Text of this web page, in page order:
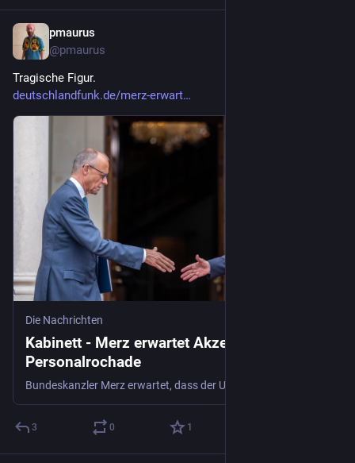
pmaurus
@pmaurus
Tragische Figur.
deutschlandfunk.de/merz-erwart
Die Nachrichten
Kabinett - Merz erwartet Akzeptanz seiner
Personalrochade
3 0 1